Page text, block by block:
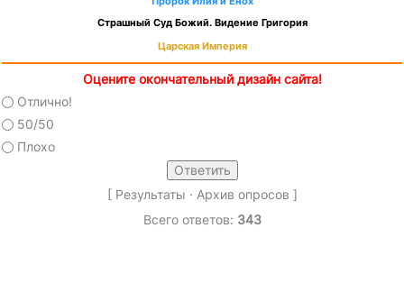
Страшный Суд Божий. Видение Григория
Царская Империя
Оцените окончательный дизайн сайта!
Отлично!
50/50
Плохо
[ Результаты · Архив опросов ]
Всего ответов: 343